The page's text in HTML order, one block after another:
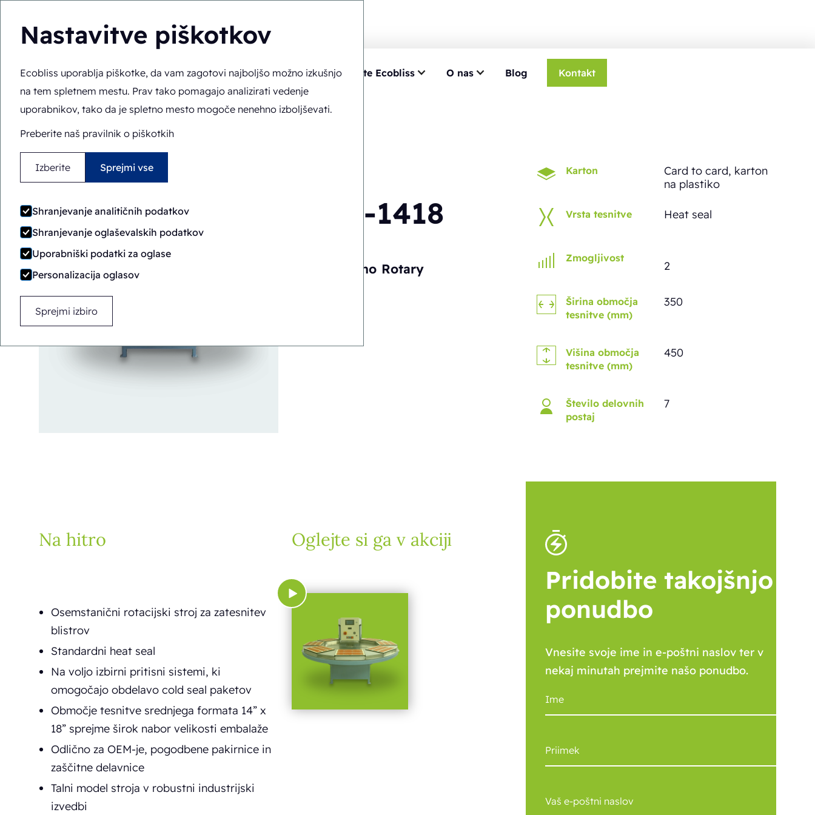
Nastavitve piškotkov
Ecobliss uporablja piškotke, da vam zagotovi najboljšo možno izkušnjo
na tem spletnem mestu. Prav tako pomagajo analizirati vedenje
uporabnikov, tako da je spletno mesto mogoče nenehno izboljševati.
Preberite naš pravilnik o piškotkih
Izberite Sprejmi vse
Shranjevanje analitičnih podatkov
Shranjevanje oglaševalskih podatkov
Uporabniški podatki za oglase
Personalizacija oglasov
Sprejmi izbiro
Rešitve Strokovno znanje Izberite Ecobliss O nas Blog Kontakt
SL
Domov Rešitve > Embalažni stroji ERB8-1418
ERB8-1418
Polsamodejno Rotary
Karton
Card to card, karton
na plastiko
Vrsta tesnitve Heat seal
Zmogljivost
2
Širina območja
tesnitve (mm)
350
Višina območja
tesnitve (mm)
450
Število delovnih
postaj
7
Na hitro
Osemstanični rotacijski stroj za zatesnitev
blistrov
Standardni heat seal
Na voljo izbirni pritisni sistemi, ki
omogočajo obdelavo cold seal paketov
Območje tesnitve srednjega formata 14” x
18” sprejme širok nabor velikosti embalaže
Odlično za OEM-je, pogodbene pakirnice in
zaščitne delavnice
Talni model stroja v robustni industrijski
izvedbi
Oglejte si ga v akciji
Pridobite takojšnjo
ponudbo
Vnesite svoje ime in e-poštni naslov ter v
nekaj minutah prejmite našo ponudbo.